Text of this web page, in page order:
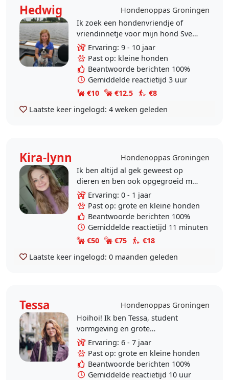
Hedwig
Hondenoppas Groningen
Ik zoek een hondenvriendje of
vriendinnetje voor mijn hond Sven
om af en toe op te passen! Sven is
een gecastreerd boomerreutje van
10 jaar en nog..
Ervaring: 9 - 10 jaar
Past op: kleine honden
Beantwoorde berichten 100%
Gemiddelde reactietijd 3 uur
€10
€12.5
€8
Laatste keer ingelogd: 4 weken geleden
Kira-lynn
Hondenoppas Groningen
Ik ben altijd al gek geweest op
dieren en ben ook opgegroeid met
allerlei dieren in huis. Ik ben ook
opgegroeid met honden in huis en
mis het..
Ervaring: 0 - 1 jaar
Past op: grote en kleine honden
Beantwoorde berichten 100%
Gemiddelde reactietijd 11 minuten
€50
€75
€18
Laatste keer ingelogd: 0 maanden geleden
Tessa
Hondenoppas Groningen
Hoihoi! Ik ben Tessa, student
vormgeving en grote
dierenliefhebber. Al jaren pas ik op
pas ik op hondjes van buren en
familie. Ik kan helaas zelf..
Ervaring: 6 - 7 jaar
Past op: grote en kleine honden
Beantwoorde berichten 100%
Gemiddelde reactietijd 10 uur